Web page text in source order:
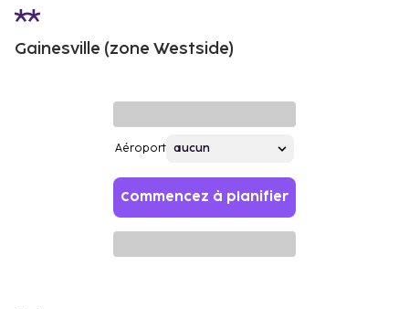
Gainesville (zone Westside)
Aéroport
Commencez à planifier